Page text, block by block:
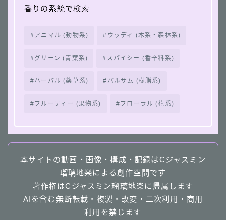
香りの系統で検索
アニマル (動物系) ウッディ (木系・森林系)
グリーン (青葉系) スパイシー (香辛料系)
ハーバル (薬草系) バルサム (樹脂系)
フルーティー (果物系) フローラル (花系)
本サイトの動画・画像・構成・記録はCジャスミン
瑠璃地楽による創作空間です
著作権はCジャスミン瑠璃地楽に帰属します
AIを含む無断転載・複製・改変・二次利用・商用
利用を禁じます